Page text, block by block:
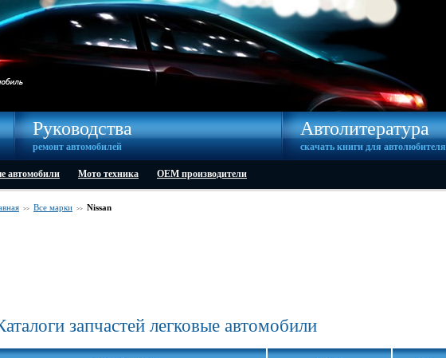
Руководства
ремонт автомобилей
Автолитература
скачать книги для автолюбителя
автомобили Мото техника OEM производители
>> Все марки >> Nissan
запчастей легковые автомобили